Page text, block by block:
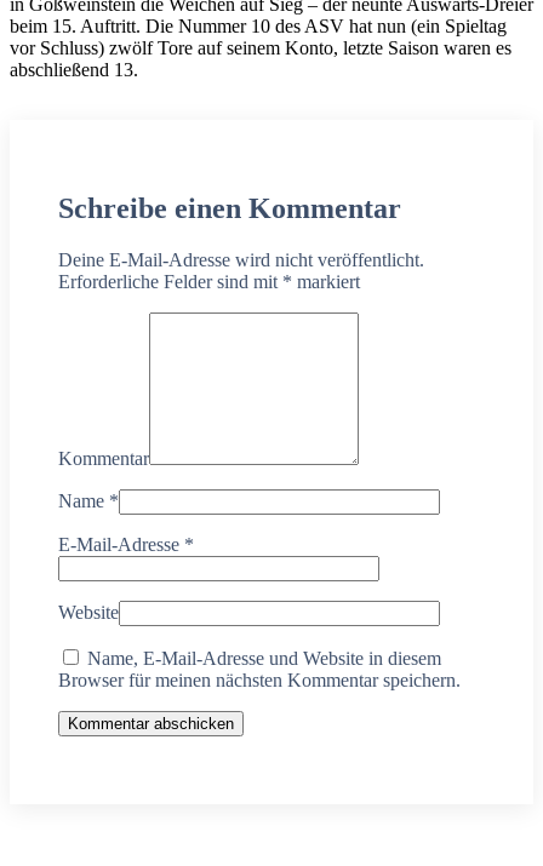
in Gößweinstein die Weichen auf Sieg – der neunte Auswärts-Dreier
beim 15. Auftritt. Die Nummer 10 des ASV hat nun (ein Spieltag
vor Schluss) zwölf Tore auf seinem Konto, letzte Saison waren es
abschließend 13.
Schreibe einen Kommentar
Deine E-Mail-Adresse wird nicht veröffentlicht.
Erforderliche Felder sind mit * markiert
Kommentar
Name *
E-Mail-Adresse *
Website
Name, E-Mail-Adresse und Website in diesem
Browser für meinen nächsten Kommentar speichern.
Kommentar abschicken